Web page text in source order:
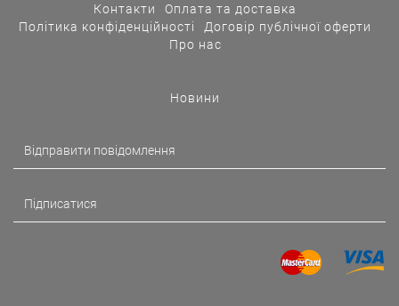
Контакти
Оплата та доставка
Політика конфіденційності
Договір публічної оферти
Про нас
Новини